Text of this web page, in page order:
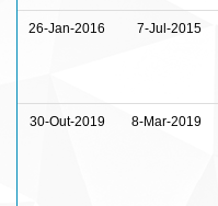
26-Jan-2016 7-Jul-2015
30-Out-2019 8-Mar-2019